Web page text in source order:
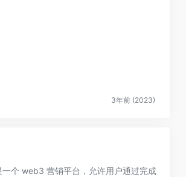
3年前 (2023)
个 web3 营销平台，允许用户通过完成